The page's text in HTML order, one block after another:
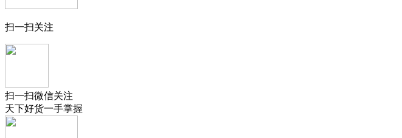
扫一扫关注
扫一扫微信关注
天下好货一手掌握